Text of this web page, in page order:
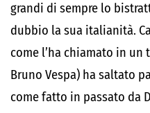
grandi di sempre lo
dubbio la sua italianità.
come l’ha chiamato in
Bruno Vespa) ha saltato
come fatto in passato da